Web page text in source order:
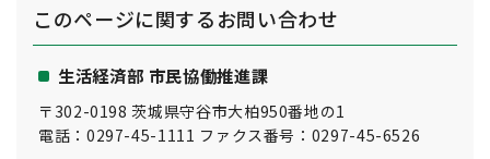
このページに関するお問い合わせ
生活経済部 市民協働推進課
〒302-0198 茨城県守谷市大柏950番地の1
電話：0297-45-1111 ファクス番号：0297-45-6526